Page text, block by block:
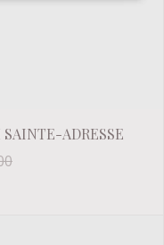
SAINTE-ADRESSE